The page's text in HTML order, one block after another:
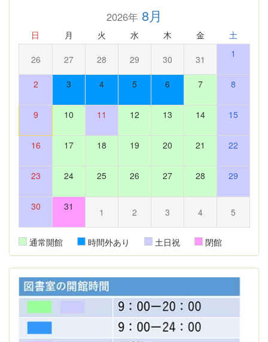
2026年8月
日 月 火 水 木 金 土
26 27 28 29 30 31 1
2 3 4 5 6 7 8
9 10 11 12 13 14 15
16 17 18 19 20 21 22
23 24 25 26 27 28 29
30 31 1 2 3 4 5
通常開館 時間外あり 土日祝 閉館